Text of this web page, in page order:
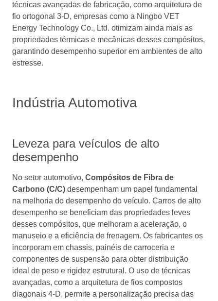
técnicas avançadas de fabricação, como arquitetura de
fio ortogonal 3-D, empresas como a Ningbo VET
Energy Technology Co., Ltd. otimizam ainda mais as
propriedades térmicas e mecânicas desses compósitos,
garantindo desempenho superior em ambientes de alto
estresse.
Indústria Automotiva
Leveza para veículos de alto
desempenho
No setor automotivo, Compósitos de Fibra de
Carbono (C/C) desempenham um papel fundamental
na melhoria do desempenho do veículo. Carros de alto
desempenho se beneficiam das propriedades leves
desses compósitos, que melhoram a aceleração, o
manuseio e a eficiência de frenagem. Os fabricantes os
incorporam em chassis, painéis de carroceria e
componentes de suspensão para obter distribuição
ideal de peso e rigidez estrutural. O uso de técnicas
avançadas, como a arquitetura de fios compostos
diagonais 4-D, permite a personalização precisa das